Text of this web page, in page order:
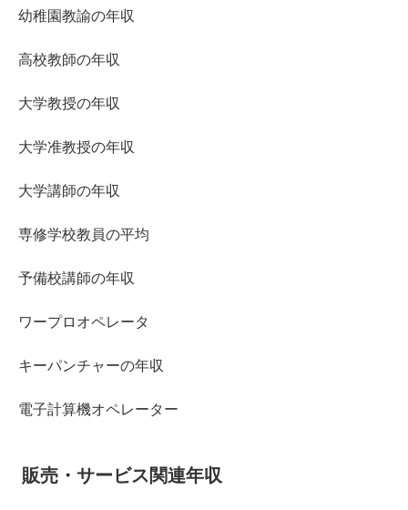
幼稚園教諭の年収
高校教師の年収
大学教授の年収
大学准教授の年収
大学講師の年収
専修学校教員の平均
予備校講師の年収
ワープロオペレータ
キーパンチャーの年収
電子計算機オペレーター
販売・サービス関連年収